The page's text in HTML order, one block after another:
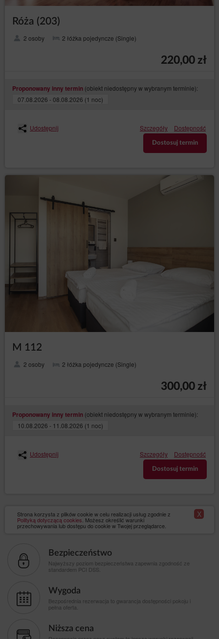
Róża (203)
2 osoby 2 łóżka pojedyncze (Single)
220,00 zł
Proponowany inny termin (obiekt niedostępny w wybranym terminie):
07.08.2026 - 08.08.2026 (1 noc)
Udostępnij Szczegóły Dostępność
Dostosuj termin
M 112
2 osoby 2 łóżka pojedyncze (Single)
300,00 zł
Proponowany inny termin (obiekt niedostępny w wybranym terminie):
10.08.2026 - 11.08.2026 (1 noc)
Udostępnij Szczegóły Dostępność
Dostosuj termin
Strona korzysta z plików cookie w celu realizacji usług zgodnie z
Polityką dotyczącą cookies . Możesz określić warunki
przechowywania lub dostępu do cookie w Twojej przeglądarce.
X
Bezpieczeństwo
Najwyższy poziom bezpieczeństwa zapewnia zgodność ze
standardem PCI DSS.
Wygoda
Bezpośrednia rezerwacja to gwarancja dostępności pokoju i
pełna oferta.
Niższa cena